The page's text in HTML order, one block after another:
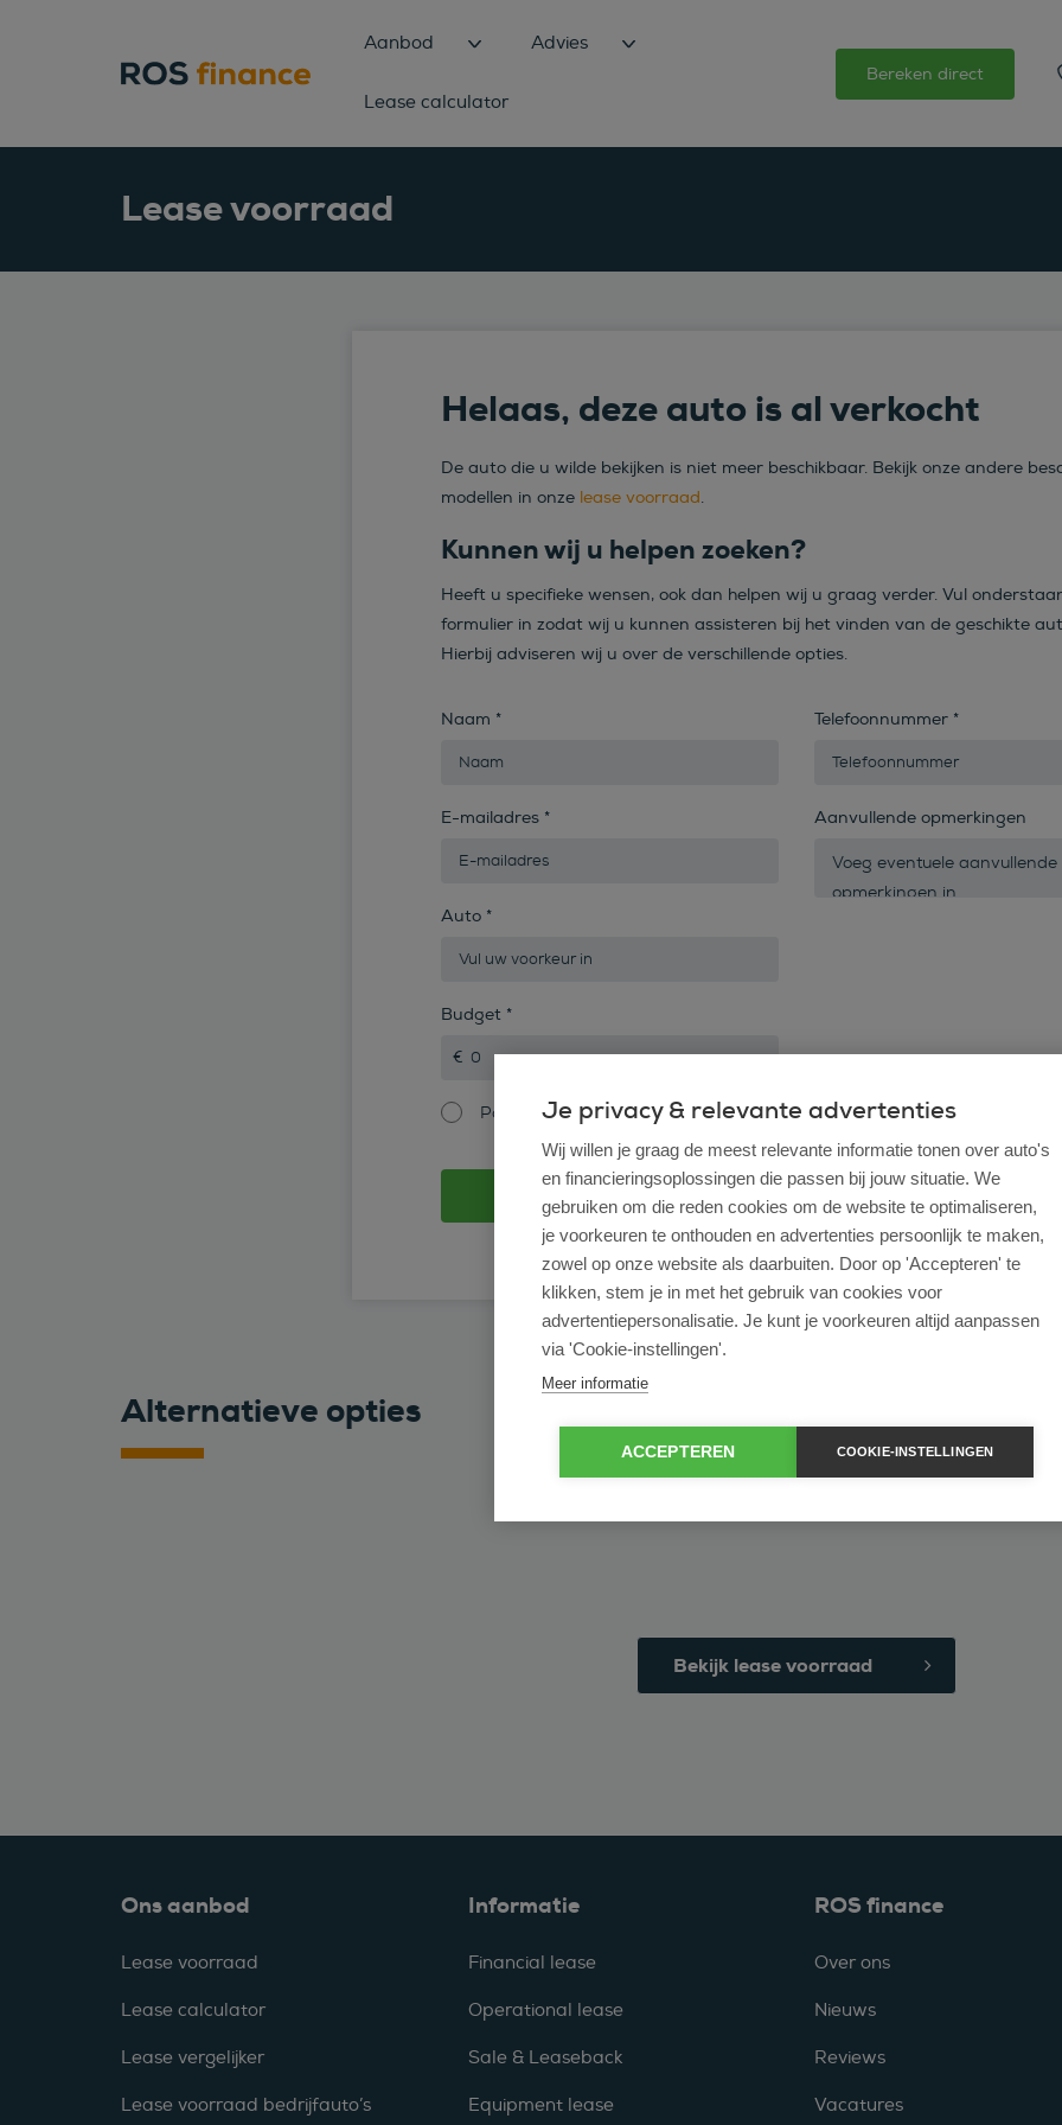
Aanbod Advies
Lease calculator
Bereken direct
Lease voorraad
Helaas, deze auto is al verkocht
De auto die u wilde bekijken is niet meer beschikbaar. Bekijk onze andere
modellen in onze lease voorraad.
Kunnen wij u helpen zoeken?
Heeft u specifieke wensen, ook dan helpen wij u graag verder. Vul
formulier in zodat wij u kunnen assisteren bij het vinden van de geschikte
Hierbij adviseren wij u over de verschillende opties.
Naam *
E-mailadres *
Auto *
Budget *
Particulier Zakelijk
Telefoonnummer *
Aanvullende opmerkingen
of bekijk ons volledige lease voorraad
Alternatieve opties
Bekijk lease voorraad
Ons aanbod
Lease voorraad
Lease calculator
Lease vergelijker
Lease voorraad bedrijfauto’s
Informatie
Financial lease
Operational lease
Sale & Leaseback
Equipment lease
ROS finance
Over ons
Nieuws
Reviews
Vacatures
Je privacy & relevante advertenties
Wij willen je graag de meest relevante informatie tonen over auto's
en financieringsoplossingen die passen bij jouw situatie. We
gebruiken om die reden cookies om de website te optimaliseren,
je voorkeuren te onthouden en advertenties persoonlijk te maken,
zowel op onze website als daarbuiten. Door op 'Accepteren' te
klikken, stem je in met het gebruik van cookies voor
advertentiepersonalisatie. Je kunt je voorkeuren altijd aanpassen
via 'Cookie-instellingen'.
Meer informatie
ACCEPTEREN COOKIE-INSTELLINGEN